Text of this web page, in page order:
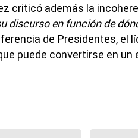
criticó además la
discurso en función de
de Presidentes, el
puede convertirse en